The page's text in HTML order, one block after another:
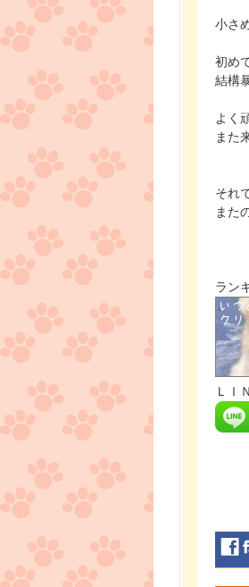
小さ
初め
結構
よく
また
それ
また
ラン
ＬＩ